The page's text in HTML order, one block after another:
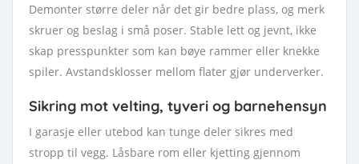
Demonter større deler når det gir bedre plass, og merk
skruer og beslag i små poser. Stable lett og jevnt, ikke
skap presspunkter som kan bøye rammer eller knekke
spiler. Avstandsklosser mellom flater gjør underverker.
Sikring mot velting, tyveri og barnehensyn
I garasje eller utebod kan tunge deler sikres med
stropp til vegg. Låsbare rom eller kjetting gjennom